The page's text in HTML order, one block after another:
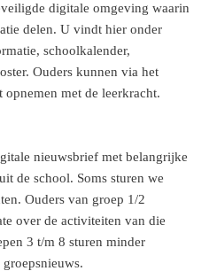
digitale omgeving waarin
delen. U vindt hier onder
schoolkalender,
Ouders kunnen via het
met de leerkracht.
nieuwsbrief met belangrijke
de school. Soms sturen we
Ouders van groep 1/2
over de activiteiten van die
3 t/m 8 sturen minder